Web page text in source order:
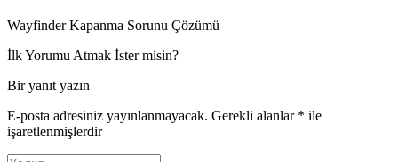
Wayfinder Kapanma Sorunu Çözümü
İlk Yorumu Atmak İster misin?
Bir yanıt yazın
E-posta adresiniz yayınlanmayacak. Gerekli alanlar * ile
işaretlenmişlerdir